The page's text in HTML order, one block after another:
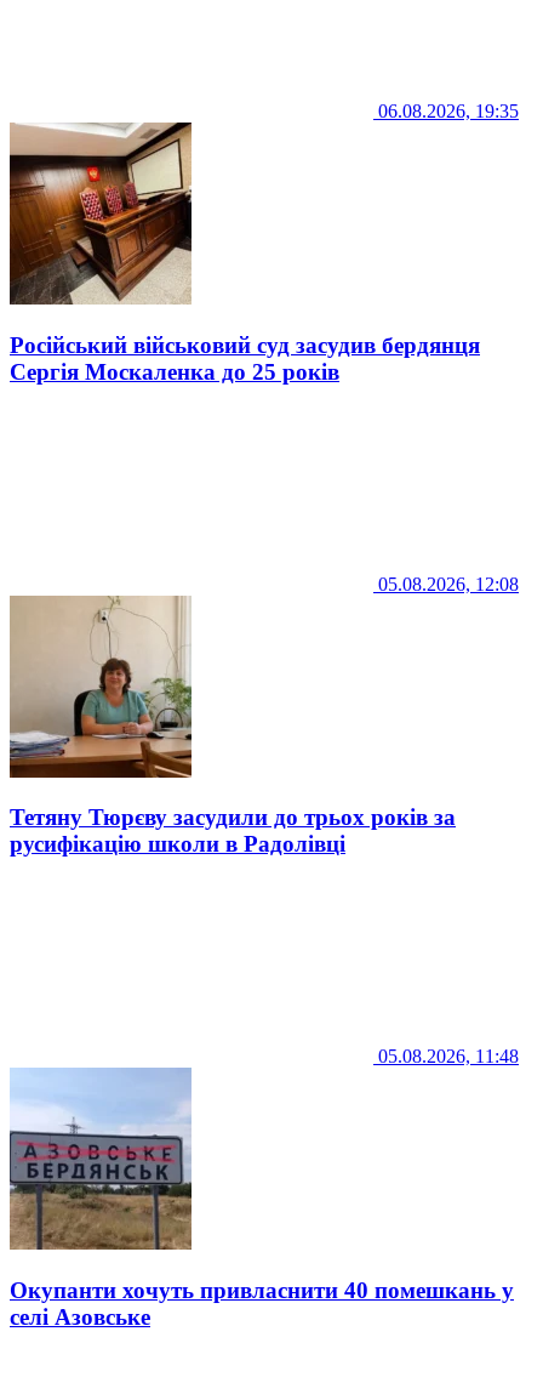
06.08.2026, 19:35
Російський військовий суд засудив бердянця
Сергія Москаленка до 25 років
05.08.2026, 12:08
Тетяну Тюрєву засудили до трьох років за
русифікацію школи в Радолівці
05.08.2026, 11:48
Окупанти хочуть привласнити 40 помешкань у
селі Азовське